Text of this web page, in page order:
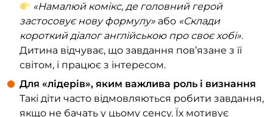
«Намалюй комікс, де головний герой
застосовує нову формулу» або «Склади
короткий діалог англійською про своє хобі».
Дитина відчуває, що завдання пов’язане з її
світом, і працює з інтересом.
Для «лідерів», яким важлива роль і визнання
Такі діти часто відмовляються робити завдання,
якщо не бачать у цьому сенсу. Їх мотивує